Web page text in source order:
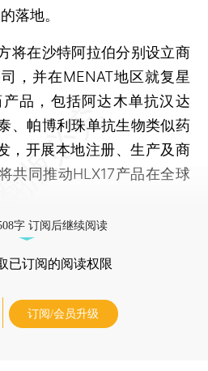
落地。
在沙特阿拉伯分别设立商
，并在MENAT地区就复星
品，包括阿达木单抗汉达
、帕博利珠单抗生物类似药
，开展本地注册、生产及商
共同推动HLX17产品在全球
字 订阅后继续阅读
已订阅的阅读权限
订阅/会员升级